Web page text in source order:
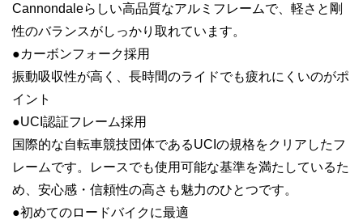
Cannondaleらしい高品質なアルミフレームで、軽さと剛
性のバランスがしっかり取れています。
●カーボンフォーク採用
振動吸収性が高く、長時間のライドでも疲れにくいのがポ
イント
●UCI認証フレーム採用
国際的な自転車競技団体であるUCIの規格をクリアしたフ
レームです。レースでも使用可能な基準を満たしているた
め、安心感・信頼性の高さも魅力のひとつです。
●初めてのロードバイクに最適